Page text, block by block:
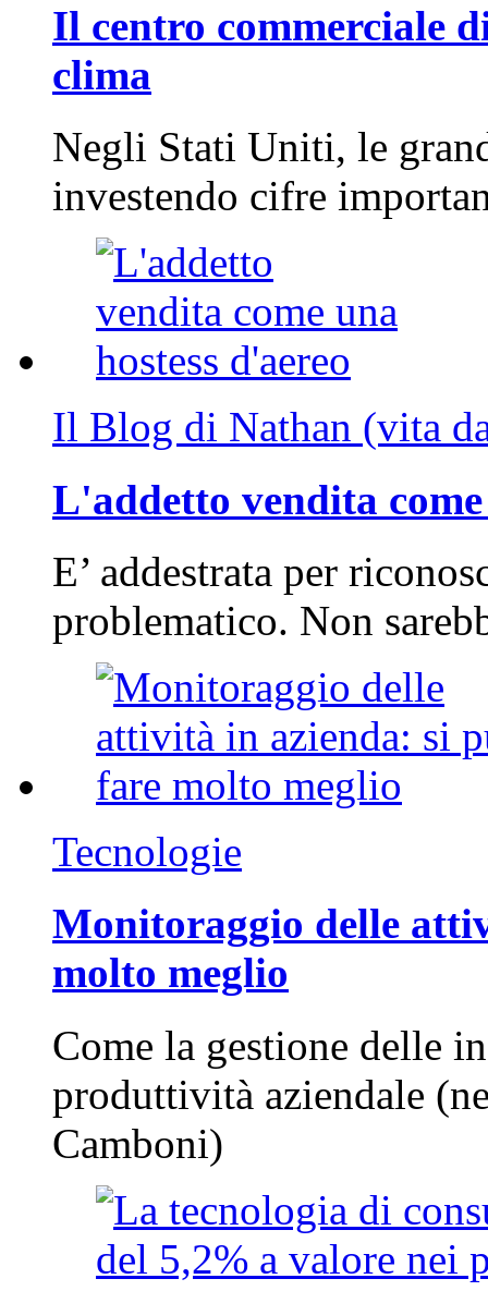
Il centro commerciale
clima
Negli Stati Uniti, le
investendo cifre
Il Blog di Nathan (vita
L'addetto vendita
E’ addestrata per
problematico. Non
Tecnologie
Monitoraggio delle
molto meglio
Come la gestione delle
produttività aziendale
Camboni)